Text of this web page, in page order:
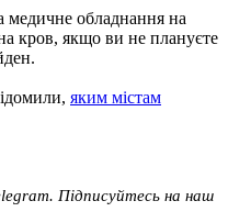
медичне обладнання на
кров, якщо ви не плануєте
яким містам
Підписуйтесь на наш